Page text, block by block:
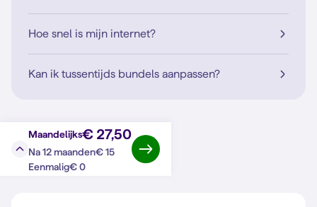
Hoe snel is mijn internet?
Kan ik tussentijds bundels aanpassen?
Maandelijks€ 27,50
Na 12 maanden€ 15
Eenmalig€ 0
Vraag?Antwoord